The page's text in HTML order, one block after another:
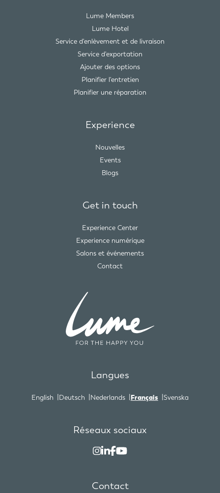
Lume Members
Lume Hotel
Service d'enlèvement et de livraison
Service d'exportation
Ajouter des options
Planifier l'entretien
Planifier une réparation
Experience
Nouvelles
Events
Blogs
Get in touch
Experience Center
Experience numérique
Salons et événements
Contact
Langues
English Deutsch Nederlands Français Svenska
Réseaux sociaux
Contact